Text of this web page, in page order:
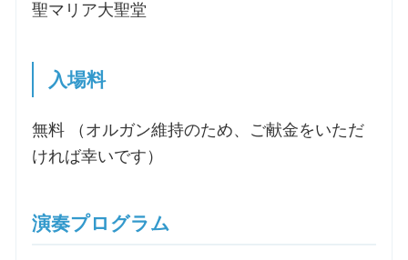
聖マリア大聖堂
入場料
無料 （オルガン維持のため、ご献金をいただ
ければ幸いです）
演奏プログラム